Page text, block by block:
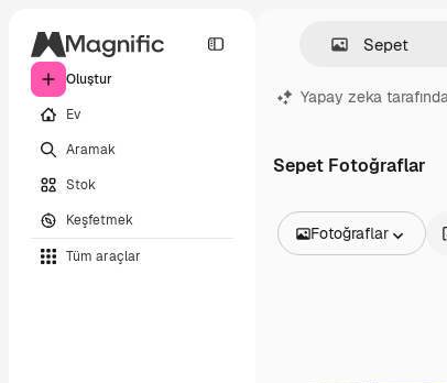
Oluştur
Ev
Aramak
Stok
Keşfetmek
Tüm araçlar
Yapay zeka
Sepet Fotoğraflar
Fotoğraflar